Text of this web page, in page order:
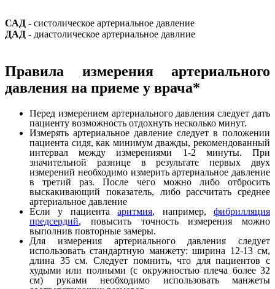
САД - систолическое артериальное давление
ДАД - диастолическое артериальное давлние
Правила измерения артериального
давления на приеме у врача*
Перед измерением артериального давления следует дать
пациенту возможность отдохнуть несколько минут.
Измерять артериальное давление следует в положении
пациента сидя, как минимум дважды, рекомендованный
интервал между измерениями 1-2 минуты. При
значительной разнице в результате первых двух
измерений необходимо измерить артериальное давление
в третий раз. После чего можно либо отбросить
выскакивающий показатель, либо рассчитать среднее
артериальное давление
Если у пациентааритмия, например,фибрилляция
предсердий, повысить точность измерения можно
выполнив повторные замеры.
Для измерения артериального давления следует
использовать стандартную манжету: ширина 12-13 см,
длина 35 см. Следует помнить, что для пациентов с
худыми или полными (с окружностью плеча более 32
см) руками необходимо использовать манжеты